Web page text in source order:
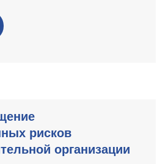
рисков
организации